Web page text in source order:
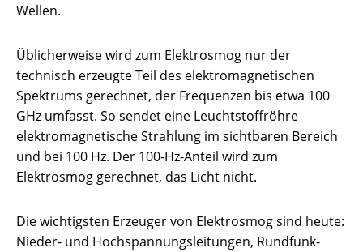
Wellen.
Üblicherweise wird zum Elektrosmog nur der
technisch erzeugte Teil des elektromagnetischen
Spektrums gerechnet, der Frequenzen bis etwa 100
GHz umfasst. So sendet eine Leuchtstoffröhre
elektromagnetische Strahlung im sichtbaren Bereich
und bei 100 Hz. Der 100-Hz-Anteil wird zum
Elektrosmog gerechnet, das Licht nicht.
Die wichtigsten Erzeuger von Elektrosmog sind heute:
Nieder- und Hochspannungsleitungen, Rundfunk-